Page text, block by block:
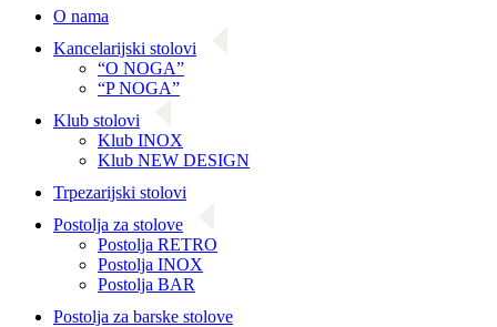
O nama
Kancelarijski stolovi
“O NOGA”
“P NOGA”
Klub stolovi
Klub INOX
Klub NEW DESIGN
Trpezarijski stolovi
Postolja za stolove
Postolja RETRO
Postolja INOX
Postolja BAR
Postolja za barske stolove